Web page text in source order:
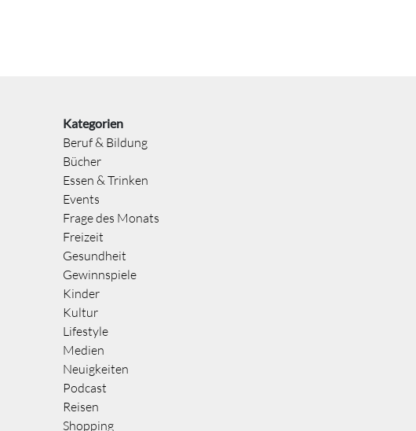
Kategorien
Beruf & Bildung
Bücher
Essen & Trinken
Events
Frage des Monats
Freizeit
Gesundheit
Gewinnspiele
Kinder
Kultur
Lifestyle
Medien
Neuigkeiten
Podcast
Reisen
Shopping